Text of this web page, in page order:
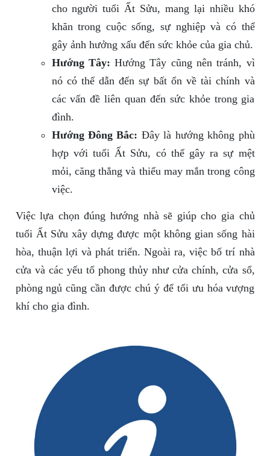
cho người tuổi Ất Sửu, mang lại nhiều khó
khăn trong cuộc sống, sự nghiệp và có thể
gây ảnh hưởng xấu đến sức khỏe của gia chủ.
Hướng Tây: Hướng Tây cũng nên tránh, vì
nó có thể dẫn đến sự bất ổn về tài chính và
các vấn đề liên quan đến sức khỏe trong gia
đình.
Hướng Đông Bắc: Đây là hướng không phù
hợp với tuổi Ất Sửu, có thể gây ra sự mệt
mỏi, căng thẳng và thiếu may mắn trong công
việc.
Việc lựa chọn đúng hướng nhà sẽ giúp cho gia chủ
tuổi Ất Sửu xây dựng được một không gian sống hài
hòa, thuận lợi và phát triển. Ngoài ra, việc bố trí nhà
cửa và các yếu tố phong thủy như cửa chính, cửa sổ,
phòng ngủ cũng cần được chú ý để tối ưu hóa vượng
khí cho gia đình.